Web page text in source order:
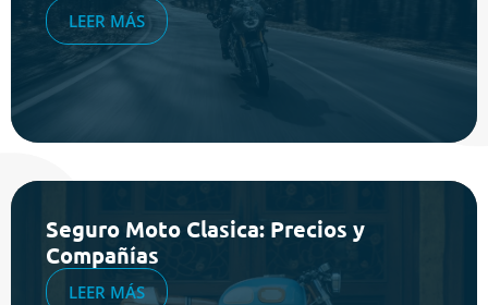
LEER MÁS
Seguro Moto Clasica: Precios y
Compañías
LEER MÁS